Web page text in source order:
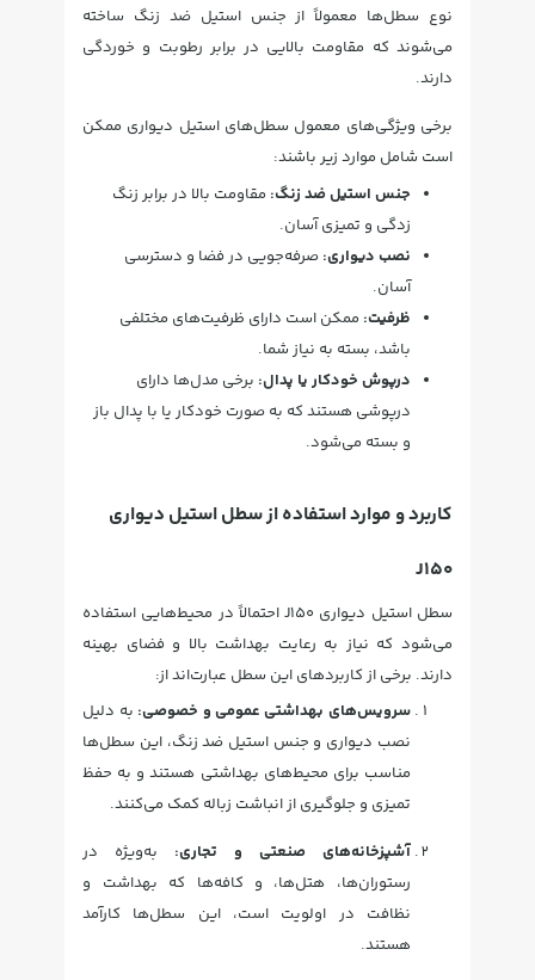
نوع سطل‌ها معمولاً از جنس استیل ضد زنگ ساخته
می‌شوند که مقاومت بالایی در برابر رطوبت و خوردگی
دارند.
برخی ویژگی‌های معمول سطل‌های استیل دیواری ممکن
است شامل موارد زیر باشند:
جنس استیل ضد زنگ: مقاومت بالا در برابر زنگ
زدگی و تمیزی آسان.
نصب دیواری: صرفه‌جویی در فضا و دسترسی
آسان.
ظرفیت: ممکن است دارای ظرفیت‌های مختلفی
باشد، بسته به نیاز شما.
درپوش خودکار یا پدال: برخی مدل‌ها دارای
درپوشی هستند که به صورت خودکار یا با پدال باز
و بسته می‌شود.
کاربرد و موارد استفاده از سطل استیل دیواری
J150
سطل استیل دیواری J150 احتمالاً در محیط‌هایی استفاده
می‌شود که نیاز به رعایت بهداشت بالا و فضای بهینه
دارند. برخی از کاربردهای این سطل عبارت‌اند از:
سرویس‌های بهداشتی عمومی و خصوصی: به دلیل
نصب دیواری و جنس استیل ضد زنگ، این سطل‌ها
مناسب برای محیط‌های بهداشتی هستند و به حفظ
تمیزی و جلوگیری از انباشت زباله کمک می‌کنند.
آشپزخانه‌های صنعتی و تجاری: به‌ویژه در
رستوران‌ها، هتل‌ها، و کافه‌ها که بهداشت و
نظافت در اولویت است، این سطل‌ها کارآمد
هستند.